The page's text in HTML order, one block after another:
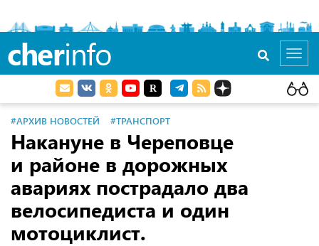
cherinfo
#АРХИВ НОВОСТЕЙ #ТРАНСПОРТ
Накануне в Череповце
и районе в дорожных
авариях пострадало два
велосипедиста и один
мотоциклист.